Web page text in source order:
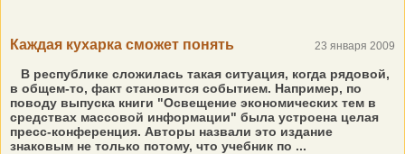
Каждая кухарка сможет понять 23 января 2009
В республике сложилась такая ситуация, когда рядовой,
в общем-то, факт становится событием. Например, по
поводу выпуска книги "Освещение экономических тем в
средствах массовой информации" была устроена целая
пресс-конференция. Авторы назвали это издание
знаковым не только потому, что учебник по ...